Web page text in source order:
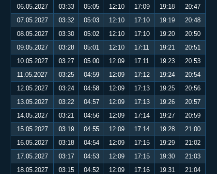
06.05.2027
03:33 05:05 12:10 17:09 19:18
20:47
07.05.2027
03:32 05:03 12:10 17:10 19:19
20:48
08.05.2027
03:30 05:02 12:10 17:10 19:20
20:50
09.05.2027
03:28 05:01 12:10 17:11 19:21
20:51
10.05.2027
03:27 05:00 12:09 17:11 19:23
20:53
11.05.2027
03:25 04:59 12:09 17:12 19:24
20:54
12.05.2027
03:24 04:58 12:09 17:13 19:25
20:56
13.05.2027
03:22 04:57 12:09 17:13 19:26
20:57
14.05.2027
03:21 04:56 12:09 17:14 19:27
20:59
15.05.2027
03:19 04:55 12:09 17:14 19:28
21:00
16.05.2027
03:18 04:54 12:09 17:15 19:29
21:02
17.05.2027
03:17 04:53 12:09 17:15 19:30
21:03
18.05.2027
03:15 04:52 12:09 17:16 19:31
21:04